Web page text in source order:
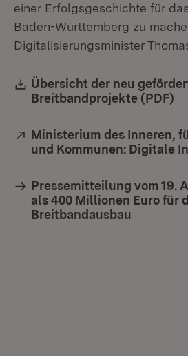
einer Erfolgsgeschichte für
Baden-Württemberg zu
Digitalisierungsminister
Download:
Übersicht der neu
Breitbandprojekte (PDF)
Extern:
Ministerium des Inneren,
und Kommunen: Digitale
Pressemitteilung vom 19.
als 400 Millionen Euro für
Breitbandausbau